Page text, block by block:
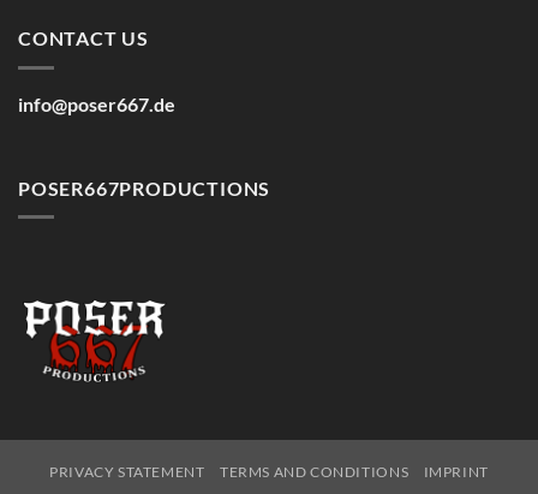
CONTACT US
info@poser667.de
POSER667PRODUCTIONS
PRIVACY STATEMENT TERMS AND CONDITIONS IMPRINT